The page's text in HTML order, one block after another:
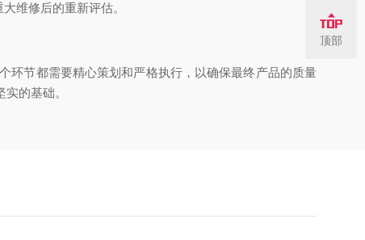
维修后的重新评估。
节都需要精心策划和严格执行，以确保最终产品的质量
的基础。
顶部